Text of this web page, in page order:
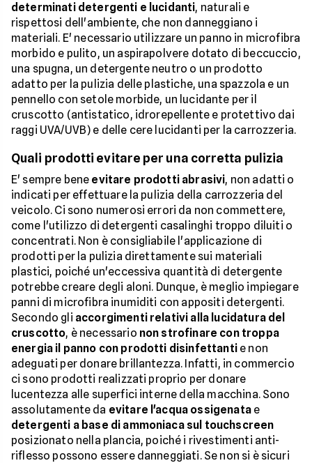
determinati detergenti e lucidanti, naturali e
rispettosi dell'ambiente, che non danneggiano i
materiali. E' necessario utilizzare un panno in microfibra
morbido e pulito, un aspirapolvere dotato di beccuccio,
una spugna, un detergente neutro o un prodotto
adatto per la pulizia delle plastiche, una spazzola e un
pennello con setole morbide, un lucidante per il
cruscotto (antistatico, idrorepellente e protettivo dai
raggi UVA/UVB) e delle cere lucidanti per la carrozzeria.
Quali prodotti evitare per una corretta pulizia
E' sempre bene evitare prodotti abrasivi, non adatti o
indicati per effettuare la pulizia della carrozzeria del
veicolo. Ci sono numerosi errori da non commettere,
come l'utilizzo di detergenti casalinghi troppo diluiti o
concentrati. Non è consigliabile l'applicazione di
prodotti per la pulizia direttamente sui materiali
plastici, poiché un'eccessiva quantità di detergente
potrebbe creare degli aloni. Dunque, è meglio impiegare
panni di microfibra inumiditi con appositi detergenti.
Secondo gli accorgimenti relativi alla lucidatura del
cruscotto, è necessario non strofinare con troppa
energia il panno con prodotti disinfettantie non
adeguati per donare brillantezza. Infatti, in commercio
ci sono prodotti realizzati proprio per donare
lucentezza alle superfici interne della macchina. Sono
assolutamente da evitare l'acqua ossigenatae
detergenti a base di ammoniaca sul touchscreen
posizionato nella plancia, poiché i rivestimenti anti-
riflesso possono essere danneggiati. Se non si è sicuri